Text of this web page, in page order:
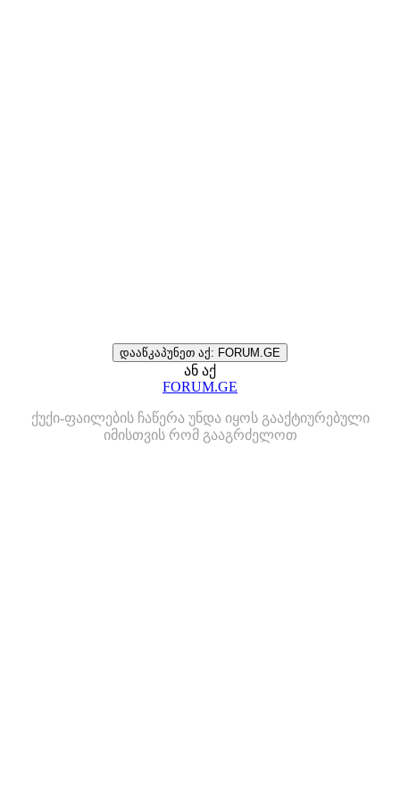
დააწკაპუნეთ აქ: FORUM.GE
ან აქ
FORUM.GE
ქუქი-ფაილების ჩაწერა უნდა იყოს გააქტიურებული
იმისთვის რომ გააგრძელოთ